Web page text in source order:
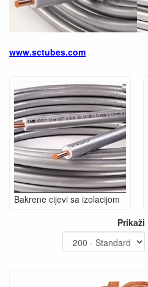
www.sctubes.com
Bakrene cijevi sa izolacijom
Prikaži